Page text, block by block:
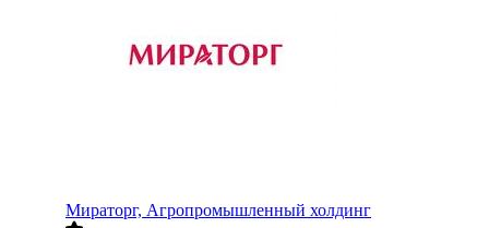
Мираторг, Агропромышленный холдинг